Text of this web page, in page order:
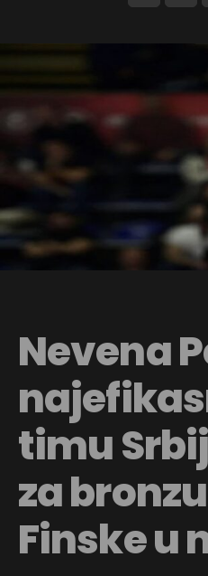
Nevena
timu
za
Finske u